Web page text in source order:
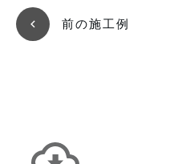
前の施工例